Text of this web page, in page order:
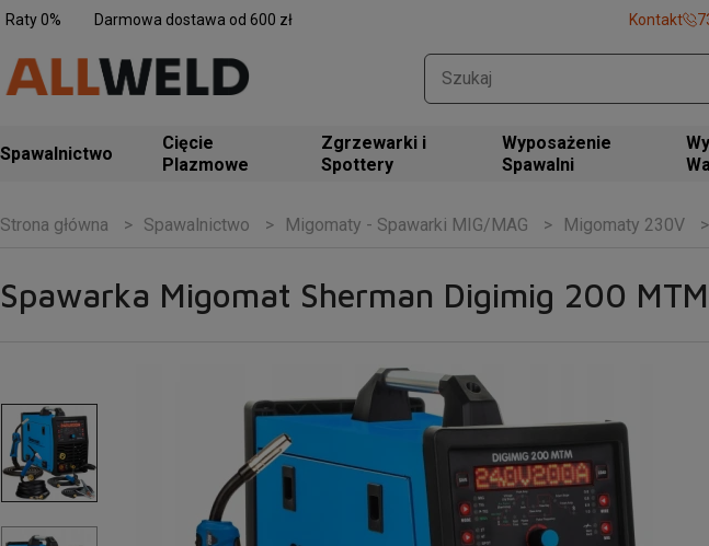
Raty 0% Darmowa dostawa od 600 zł Kontakt
Spawalnictwo
Zgrzewarki i
Spottery
Wyposażenie
Spawalni
Strona główna Spawalnictwo Migomaty - Spawarki MIG/MAG Migomaty 230V
Spawarka Migomat Sherman Digimig 200